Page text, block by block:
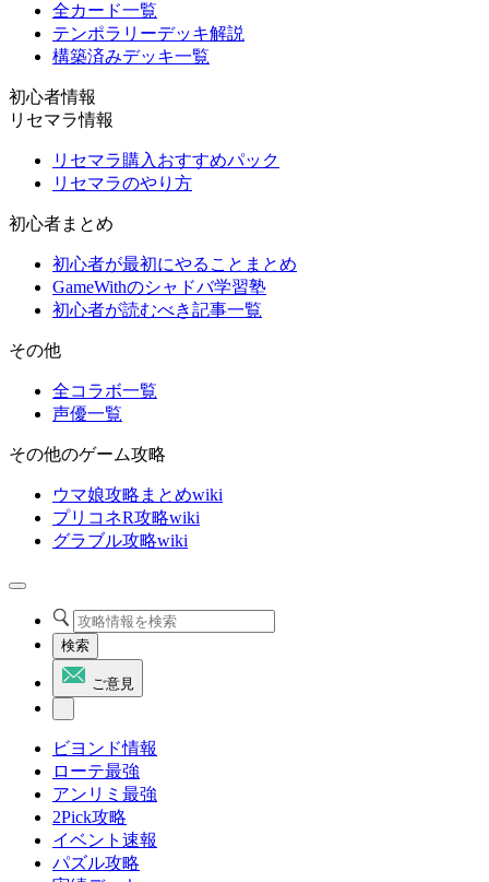
全カード一覧
テンポラリーデッキ解説
構築済みデッキ一覧
初心者情報
リセマラ情報
リセマラ購入おすすめパック
リセマラのやり方
初心者まとめ
初心者が最初にやることまとめ
GameWithのシャドバ学習塾
初心者が読むべき記事一覧
その他
全コラボ一覧
声優一覧
その他のゲーム攻略
ウマ娘攻略まとめwiki
プリコネR攻略wiki
グラブル攻略wiki
検索
ご意見
ビヨンド情報
ローテ最強
アンリミ最強
2Pick攻略
イベント速報
パズル攻略